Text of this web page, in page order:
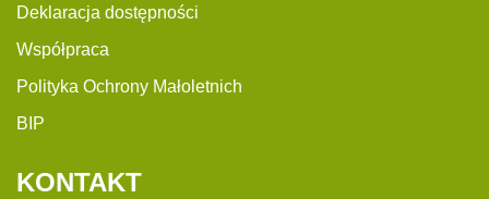
Deklaracja dostępności
Współpraca
Polityka Ochrony Małoletnich
BIP
KONTAKT